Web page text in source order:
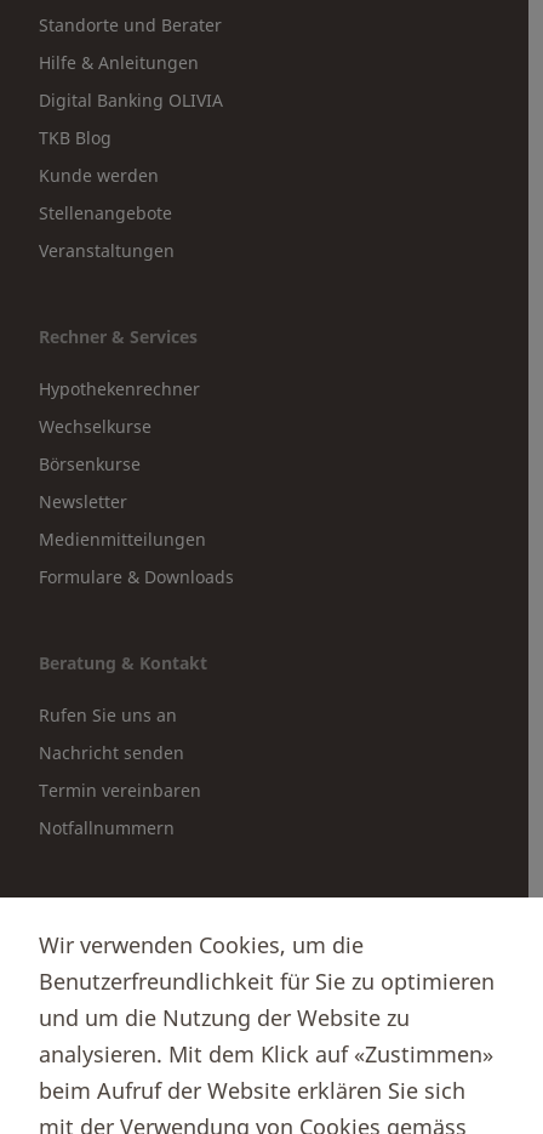
Standorte und Berater
Hilfe & Anleitungen
Digital Banking OLIVIA
TKB Blog
Kunde werden
Stellenangebote
Veranstaltungen
Rechner & Services
Hypothekenrechner
Wechselkurse
Börsenkurse
Newsletter
Medienmitteilungen
Formulare & Downloads
Beratung & Kontakt
Rufen Sie uns an
Nachricht senden
Termin vereinbaren
Notfallnummern
Börsenportal Yourmoney
Thurgauer Kantonalbank
Wir verwenden Cookies, um die
Benutzerfreundlichkeit für Sie zu optimieren
und um die Nutzung der Website zu
analysieren. Mit dem Klick auf «Zustimmen»
beim Aufruf der Website erklären Sie sich
mit der Verwendung von Cookies gemäss